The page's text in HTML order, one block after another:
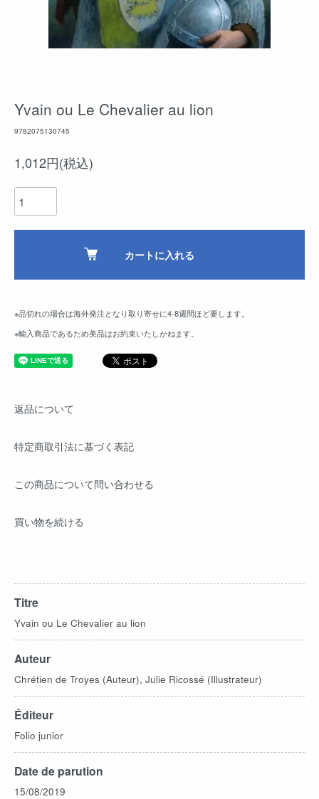
Yvain ou Le Chevalier au lion
9782075130745
1,012円(税込)
カートに入れる
※品切れの場合は海外発注となり取り寄せに4-8週間ほど要します。
※輸入商品であるため美品はお約束いたしかねます。
返品について
特定商取引法に基づく表記
この商品について問い合わせる
買い物を続ける
Titre
Yvain ou Le Chevalier au lion
Auteur
Chrétien de Troyes (Auteur), Julie Ricossé (Illustrateur)
Éditeur
Folio junior
Date de parution
15/08/2019